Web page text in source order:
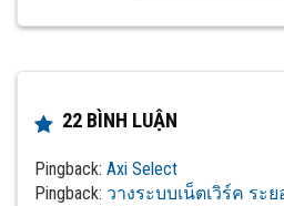
22 BÌNH LUẬN
Pingback: Axi Select
Pingback: วางระบบเน็ตเวิร์ค ระย